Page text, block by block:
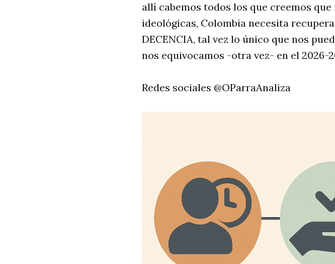
allí cabemos todos los que creemos
ideológicas, Colombia necesita
DECENCIA, tal vez lo único que nos
nos equivocamos -otra vez- en el 2026-
Redes sociales @OParraAnaliza